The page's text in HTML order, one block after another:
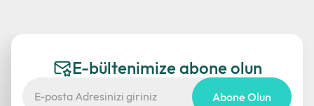
E-bültenimize abone olun
Abone Olun